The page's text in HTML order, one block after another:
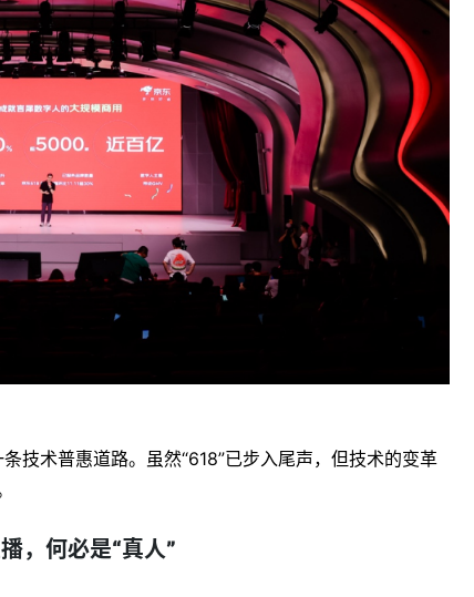
技术普惠道路。虽然“618”已步入尾声，但技术的变革
，何必是“真人”